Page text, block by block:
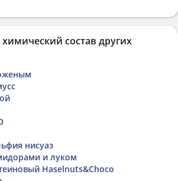
состав других
нисуаз
и луком
Haselnuts&Choco